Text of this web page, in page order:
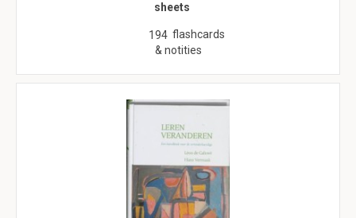
sheets
194 flashcards
& notities